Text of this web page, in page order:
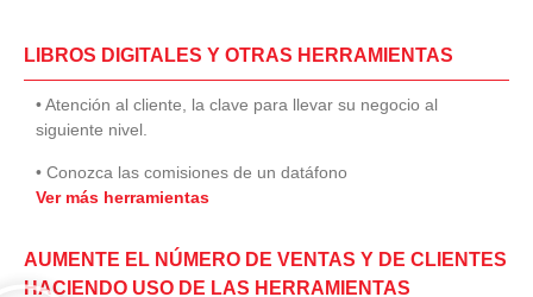
LIBROS DIGITALES Y OTRAS HERRAMIENTAS
• Atención al cliente, la clave para llevar su negocio al
siguiente nivel.
• Conozca las comisiones de un datáfono
Ver más herramientas
AUMENTE EL NÚMERO DE VENTAS Y DE CLIENTES
HACIENDO USO DE LAS HERRAMIENTAS